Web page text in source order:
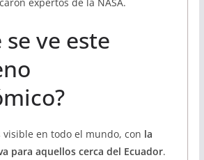
expertos de la NASA.
se ve este
visible en todo el mundo, con la
para aquellos cerca del Ecuador.